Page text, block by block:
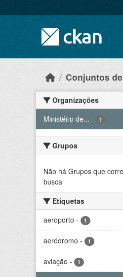
Conjuntos
Organizações
Ministério de... - 1
Grupos
Não há Grupos que
busca
Etiquetas
aeroporto - 1
aeródromo - 1
aviação - 1